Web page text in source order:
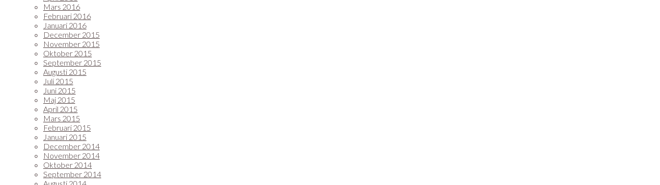
Mars 2016
Februari 2016
Januari 2016
December 2015
November 2015
Oktober 2015
September 2015
Augusti 2015
Juli 2015
Juni 2015
Maj 2015
April 2015
Mars 2015
Februari 2015
Januari 2015
December 2014
November 2014
Oktober 2014
September 2014